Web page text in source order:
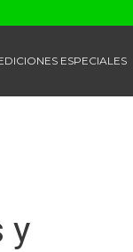
ESPECIALES
y